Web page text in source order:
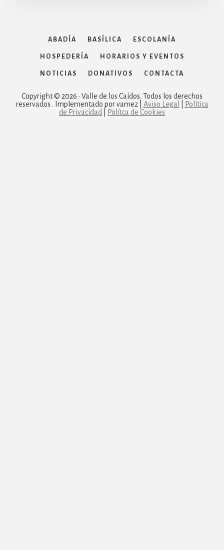
ABADÍA BASÍLICA ESCOLANÍA
HOSPEDERÍA HORARIOS Y EVENTOS
NOTICIAS DONATIVOS CONTACTA
Copyright © 2026 · Valle de los Caídos. Todos los derechos
reservados . Implementado por vamez | Aviso Legal
Política
de Privacidad
Polítca de Cookies